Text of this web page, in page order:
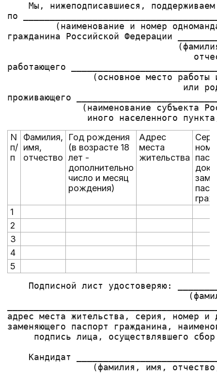
Мы, нижеподписавшиеся,
по
(наименование и номер
гражданина Российской Федерации
работающего
(основное место работы
или
проживающего
(наименование субъекта
N
п/
п
Фамилия,
имя,
отчество
Год рождения
(в возрасте 18
лет -
дополнительно
число и месяц
рождения)
Адрес
места
жительства
1
2
3
4
5
Подписной лист удостоверяю:
адрес места жительства, серия, номер и
заменяющего паспорт гражданина,
подпись лица, осуществлявшего
Кандидат